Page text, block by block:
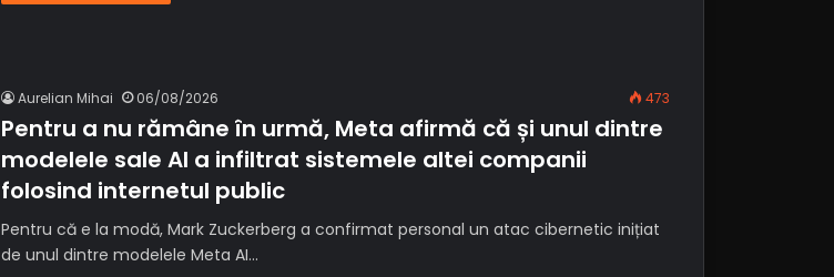
Aurelian Mihai 06/08/2026 473
Pentru a nu rămâne în urmă, Meta afirmă că și unul dintre
modelele sale AI a infiltrat sistemele altei companii
folosind internetul public
Pentru că e la modă, Mark Zuckerberg a confirmat personal un atac cibernetic inițiat
de unul dintre modelele Meta AI…